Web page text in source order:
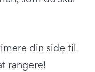
din side til
rangere!